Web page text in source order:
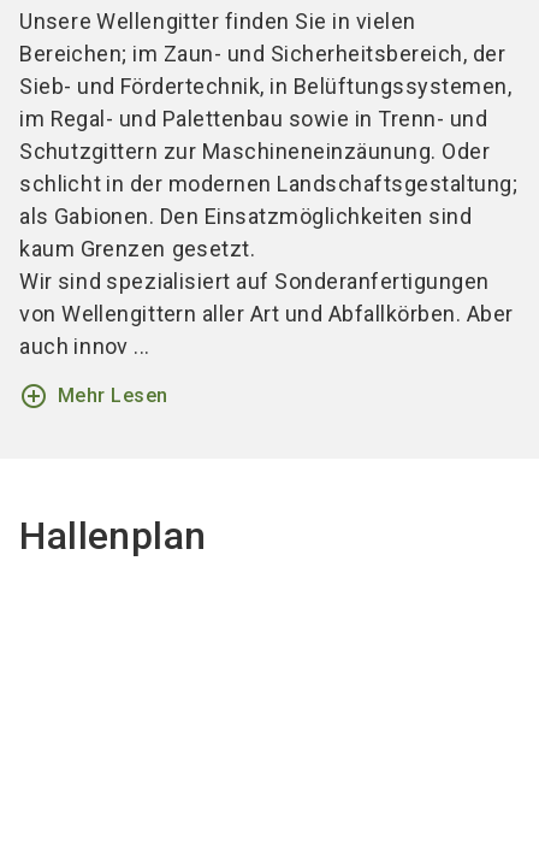
Unsere Wellengitter finden Sie in vielen
Bereichen; im Zaun- und Sicherheitsbereich, der
Sieb- und Fördertechnik, in Belüftungssystemen,
im Regal- und Palettenbau sowie in Trenn- und
Schutzgittern zur Maschineneinzäunung. Oder
schlicht in der modernen Landschaftsgestaltung;
als Gabionen. Den Einsatzmöglichkeiten sind
kaum Grenzen gesetzt.
Wir sind spezialisiert auf Sonderanfertigungen
von Wellengittern aller Art und Abfallkörben. Aber
auch innov ...
add_circle_outline Mehr Lesen
Hallenplan